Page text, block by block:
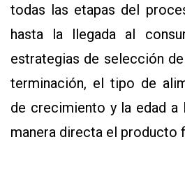
todas las etapas del
hasta la llegada al
estrategias de selección
terminación, el tipo de
de crecimiento y la edad a
manera directa el producto